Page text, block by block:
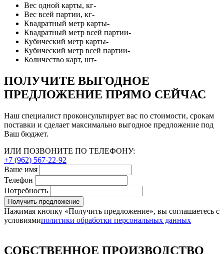
Вес одной карты, кг-
Вес всей партии, кг-
Квадратный метр карты-
Квадратный метр всей партии-
Кубический метр карты-
Кубический метр всей партии-
Количество карт, шт-
ПОЛУЧИТЕ ВЫГОДНОЕ
ПРЕДЛОЖЕНИЕ ПРЯМО СЕЙЧАС
Наш специалист проконсультирует вас по стоимости, срокам
поставки и сделает максимально выгодное предложение под
Ваш бюджет.
ИЛИ ПОЗВОНИТЕ ПО ТЕЛЕФОНУ:
+7 (962) 567-22-92
Ваше имя
Телефон
Потребность
Получить предложение
Нажимая кнопку «Получить предложение», вы соглашаетесь с
условиямиполитики обработки персональных данных
СОБСТВЕННОЕ ПРОИЗВОДСТВО